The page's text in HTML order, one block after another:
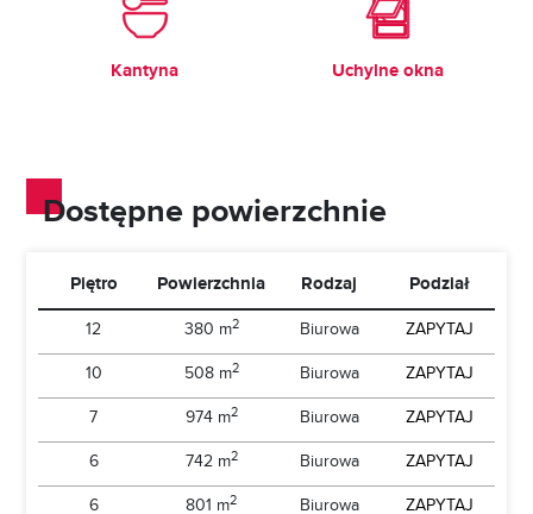
Kantyna Uchylne okna
Dostępne powierzchnie
Piętro Powierzchnia Rodzaj Podział
12 380 m2 Biurowa
ZAPYTAJ
10
508 m2 Biurowa
ZAPYTAJ
7
974 m2 Biurowa
ZAPYTAJ
6
742 m2 Biurowa
ZAPYTAJ
6
801 m2 Biurowa ZAPYTAJ